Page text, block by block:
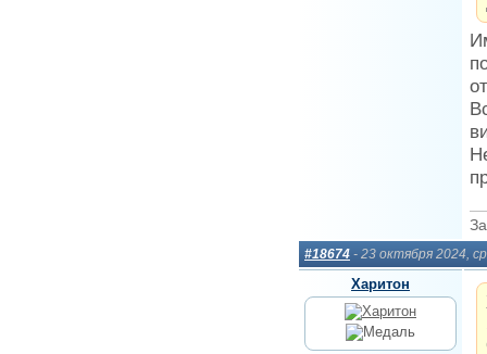
#18674 - 23 октября 2024,
Харитон